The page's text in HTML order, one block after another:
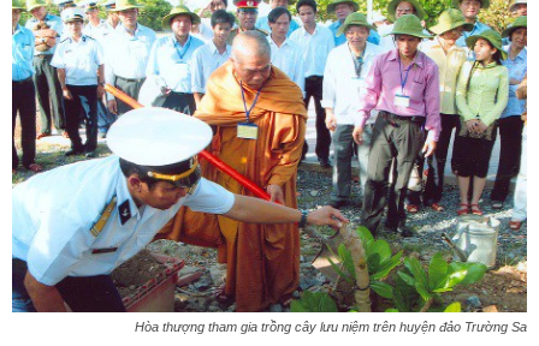
Hòa thượng tham gia trồng cây lưu niệm trên huyện đảo Trường Sa